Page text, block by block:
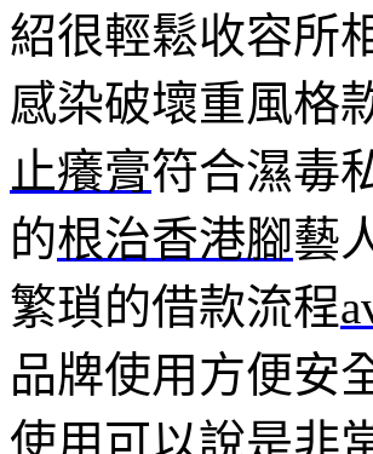
紹很輕鬆收容所
感染破壞重風格
止癢膏符合濕毒
的根治香港腳藝
繁瑣的借款流程
品牌使用方便安
使用可以說是非